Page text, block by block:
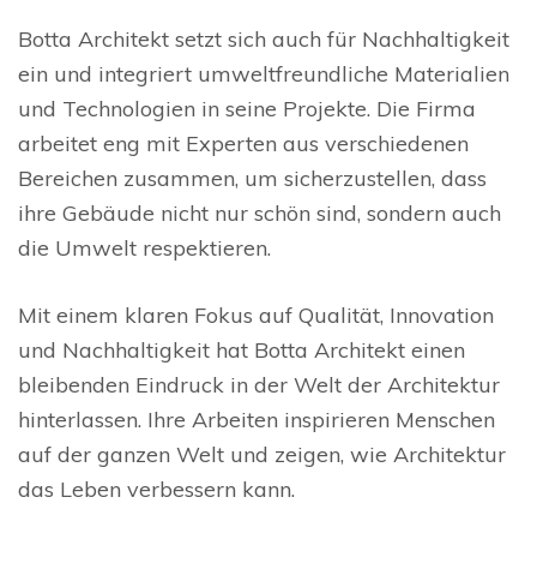
Botta Architekt setzt sich auch für Nachhaltigkeit
ein und integriert umweltfreundliche Materialien
und Technologien in seine Projekte. Die Firma
arbeitet eng mit Experten aus verschiedenen
Bereichen zusammen, um sicherzustellen, dass
ihre Gebäude nicht nur schön sind, sondern auch
die Umwelt respektieren.
Mit einem klaren Fokus auf Qualität, Innovation
und Nachhaltigkeit hat Botta Architekt einen
bleibenden Eindruck in der Welt der Architektur
hinterlassen. Ihre Arbeiten inspirieren Menschen
auf der ganzen Welt und zeigen, wie Architektur
das Leben verbessern kann.